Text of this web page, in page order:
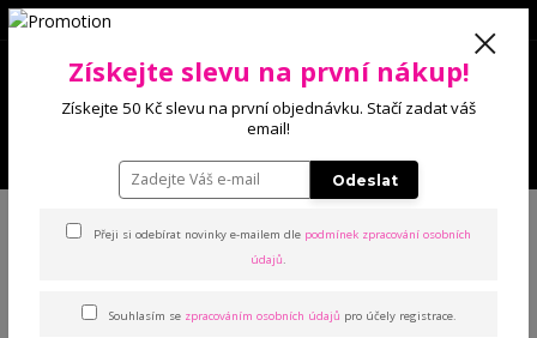
0 Kč
baculky - více barev
Tara tříčtvrteční bambusové
Získejte slevu na první nákup!
Získejte 50 Kč slevu na první objednávku. Stačí zadat váš
email!
Odeslat
Přeji si odebírat novinky e-mailem dle podmínek zpracování osobních
údajů.
Souhlasím se zpracováním osobních údajů pro účely registrace.